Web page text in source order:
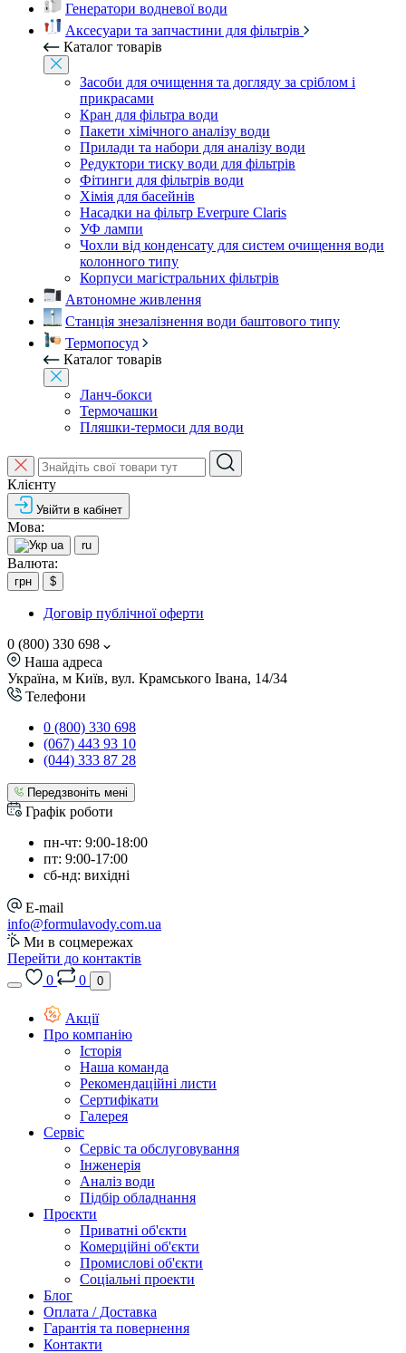
Генератори водневої води
Аксесуари та запчастини для фільтрів
Каталог товарів
Засоби для очищення та догляду за сріблом і
прикрасами
Кран для фільтра води
Пакети хімічного аналізу води
Прилади та набори для аналізу води
Редуктори тиску води для фільтрів
Фітинги для фільтрів води
Хімія для басейнів
Насадки на фільтр Everpure Claris
УФ лампи
Чохли від конденсату для систем очищення води
колонного типу
Корпуси магістральних фільтрів
Автономне живлення
Станція знезалізнення води баштового типу
Термопосуд
Каталог товарів
Ланч-бокси
Термочашки
Пляшки-термоси для води
Клієнту
Увійти в кабінет
Мова:
ua ru
Валюта:
грн $
Договір публічної оферти
0 (800) 330 698
Наша адреса
Україна, м Київ, вул. Крамського Івана, 14/34
Телефони
0 (800) 330 698
(067) 443 93 10
(044) 333 87 28
Передзвоніть мені
Графік роботи
пн-чт: 9:00-18:00
пт: 9:00-17:00
сб-нд: вихідні
E-mail
info@formulavody.com.ua
Ми в соцмережах
Перейти до контактів
0
0 0
Акції
Про компанію
Історія
Наша команда
Рекомендаційні листи
Сертифікати
Галерея
Сервіс
Сервіс та обслуговування
Інженерія
Аналіз води
Підбір обладнання
Проєкти
Приватні об'єкти
Комерційні об'єкти
Промислові об'єкти
Соціальні проекти
Блог
Оплата / Доставка
Гарантія та повернення
Контакти